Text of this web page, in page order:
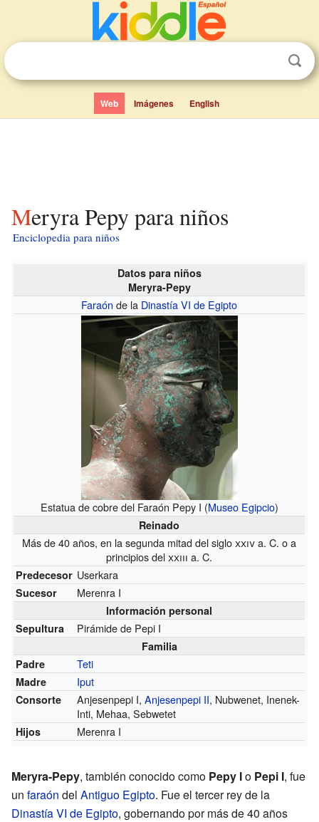
Web Imágenes English
Meryra Pepy para niños
Enciclopedia para niños
Datos para niños
Meryra-Pepy
Faraón de la Dinastía VI de Egipto
Estatua de cobre del Faraón Pepy I (Museo Egipcio)
Reinado
Más de 40 años, en la segunda mitad del sigloxxiva. C. o a
principios delxxiii a. C.
Predecesor Userkara
Sucesor Merenra I
Información personal
Sepultura
Pirámide de Pepi I
Familia
Padre
Teti
Madre Iput
Consorte Anjesenpepi I,Anjesenpepi II, Nubwenet, Inenek-
Inti, Mehaa, Sebwetet
Hijos Merenra I
Meryra-Pepy, también conocido como Pepy Io Pepi I, fue
un faraón del Antiguo Egipto. Fue el tercer rey de la
Dinastía VI de Egipto, gobernando por más de 40 años